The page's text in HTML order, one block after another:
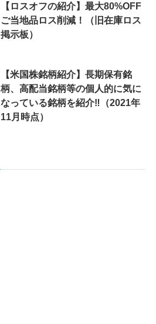
【ロスオフの紹介】最大80%OFF
ご当地品ロス削減！（旧在庫ロス
掲示板）
【米国株銘柄紹介】長期保有銘
柄、高配当銘柄等の個人的に気に
なっている銘柄を紹介‼（2021年
11月時点）